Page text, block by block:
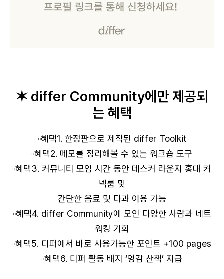
✶ differ Community에만 제공되
는 혜택
▫️혜택1. 한정판으로 제작된 differ Toolkit
▫️혜택2. 메모를 정리해볼 수 있는 워크숍 도구
▫️혜택3. 커뮤니티 모임 시간 동안 데스커 라운지 홍대 커
넥룸 및
간단한 음료 및 다과 이용 가능
▫️혜택4. differ Community에 모인 다양한 사람과 네트
워킹 기회
▫️혜택5. 디퍼에서 바로 사용가능한 포인트 +100 pages
▫️혜택6. 디퍼 활동 배지 ‘영감 산책’ 지급
로그인 상태 유지